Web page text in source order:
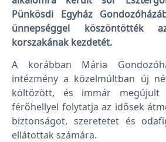
Pünkösdi Egyház
ünnepséggel köszöntötték
korszakának kezdetét.
A korábban Mária
intézmény a közelmúltban új
költözött, és immár megújult
férőhellyel folytatja az idősek
biztonságot, szeretetet és
ellátottak számára.